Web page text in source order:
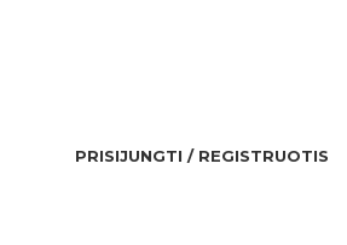
PRISIJUNGTI / REGISTRUOTIS